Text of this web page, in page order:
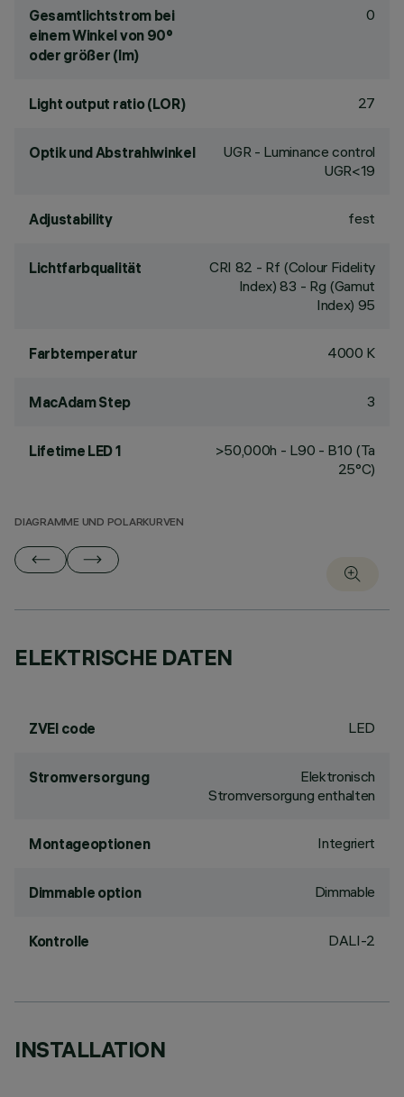
Gesamtlichtstrom bei
einem Winkel von 90°
oder größer (lm)
0
Light output ratio (LOR) 27
Optik und Abstrahlwinkel
UGR - Luminance control
UGR<19
Adjustability fest
Lichtfarbqualität CRI 82 - Rf (Colour Fidelity
Index) 83 - Rg (Gamut
Index) 95
Farbtemperatur 4000 K
MacAdam Step 3
Lifetime LED 1
>50,000h - L90 - B10 (Ta
25°C)
DIAGRAMME UND POLARKURVEN
ELEKTRISCHE DATEN
ZVEI code LED
Stromversorgung
Elektronisch
Stromversorgung enthalten
Montageoptionen Integriert
Dimmable option Dimmable
Kontrolle DALI-2
INSTALLATION